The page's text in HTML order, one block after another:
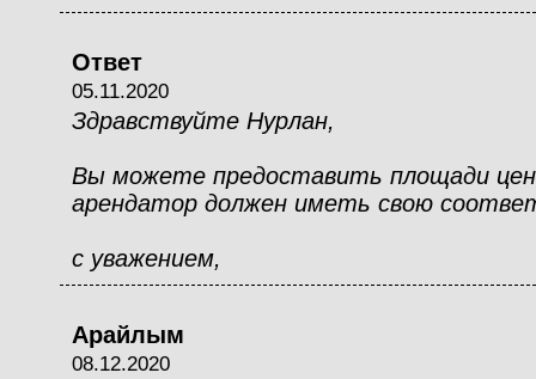
Ответ
05.11.2020
Здравствуйте Нурлан,
Вы можете предоставить площади
арендатор должен иметь свою
с уважением,
Арайлым
08.12.2020